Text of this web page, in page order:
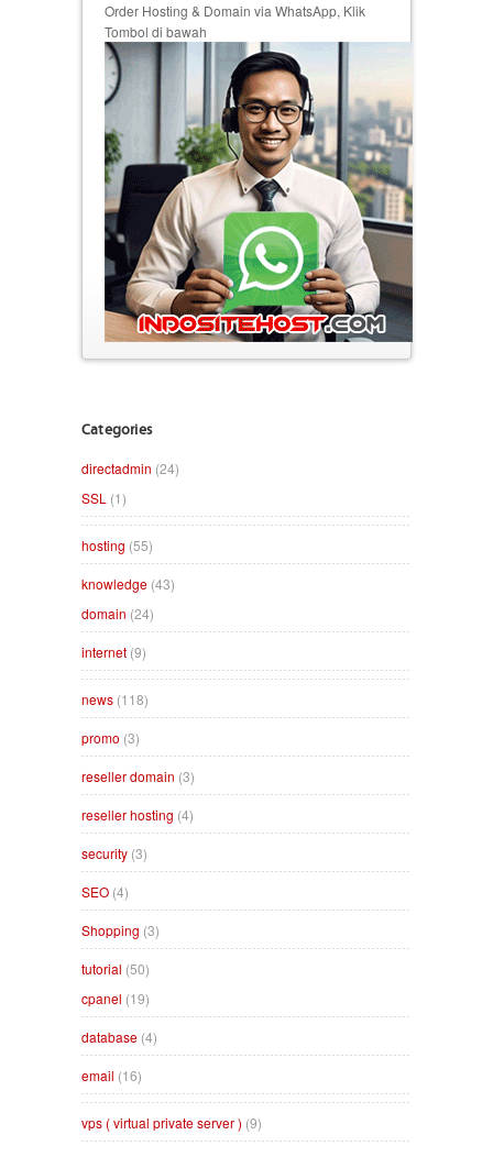
Order Hosting & Domain via WhatsApp, Klik
Tombol di bawah
Categories
directadmin (24)
SSL (1)
hosting (55)
knowledge (43)
domain (24)
internet (9)
news (118)
promo (3)
reseller domain (3)
reseller hosting (4)
security (3)
SEO (4)
Shopping (3)
tutorial (50)
cpanel (19)
database (4)
email (16)
vps ( virtual private server ) (9)